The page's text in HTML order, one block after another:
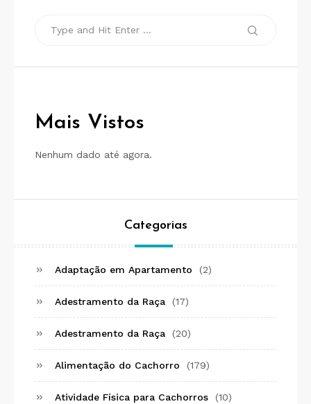
Search
Mais Vistos
Nenhum dado até agora.
Categorias
Adaptação em Apartamento (2)
Adestramento da Raça (17)
Adestramento da Raça (20)
Alimentação do Cachorro (179)
Atividade Física para Cachorros (10)